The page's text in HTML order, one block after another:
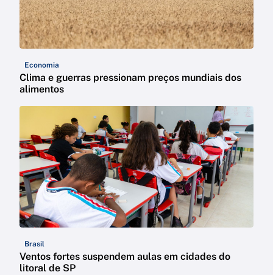
Economia
Clima e guerras pressionam preços mundiais dos
alimentos
Brasil
Ventos fortes suspendem aulas em cidades do
litoral de SP